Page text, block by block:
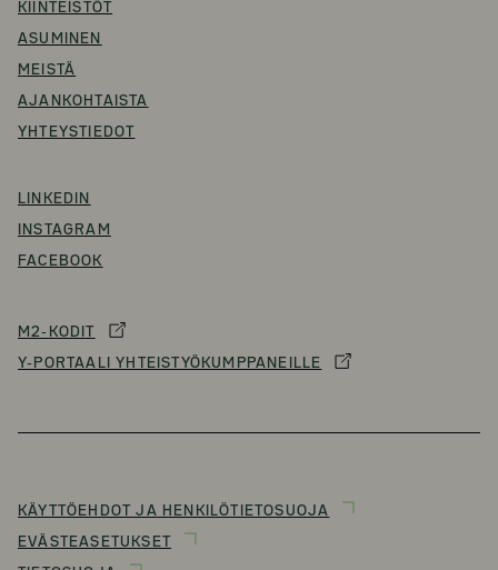
KIINTEISTÖT
ASUMINEN
MEISTÄ
AJANKOHTAISTA
YHTEYSTIEDOT
LINKEDIN
INSTAGRAM
FACEBOOK
M2-KODIT
Y-PORTAALI YHTEISTYÖKUMPPANEILLE
KÄYTTÖEHDOT JA HENKILÖTIETOSUOJA
EVÄSTEASETUKSET